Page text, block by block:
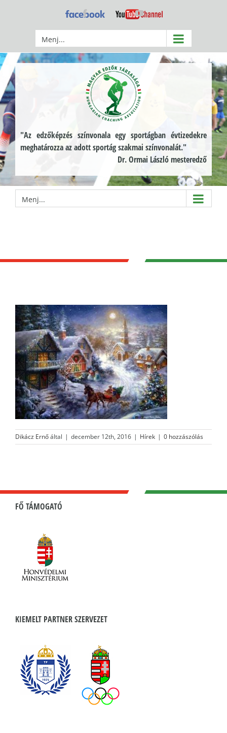
Facebook YouTube
Menj...
"Az edzőképzés színvonala egy sportágban évtizedekre
meghatározza az adott sportág szakmai színvonalát."
Dr. Ormai László mesteredző
Menj...
Dikácz Ernőáltal | december 12th, 2016 | Hírek | 0 hozzászólás
FŐ TÁMOGATÓ
KIEMELT PARTNER SZERVEZET